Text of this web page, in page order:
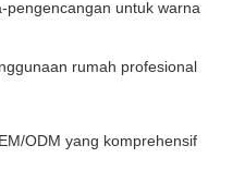
pengencangan untuk warna
rumah profesional
ODM yang komprehensif